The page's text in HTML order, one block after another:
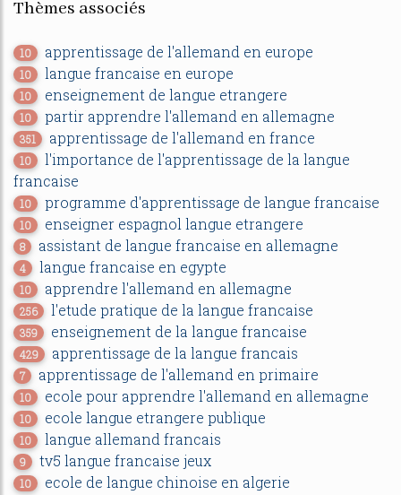
Thèmes associés
10 apprentissage de l'allemand en europe
10 langue francaise en europe
10 enseignement de langue etrangere
10 partir apprendre l'allemand en allemagne
351 apprentissage de l'allemand en france
10
l'importance de l'apprentissage de la langue
francaise
10 programme d'apprentissage de langue francaise
10 enseigner espagnol langue etrangere
8 assistant de langue francaise en allemagne
4 langue francaise en egypte
10 apprendre l'allemand en allemagne
256 l'etude pratique de la langue francaise
359 enseignement de la langue francaise
429 apprentissage de la langue francais
7 apprentissage de l'allemand en primaire
10 ecole pour apprendre l'allemand en allemagne
10 ecole langue etrangere publique
10 langue allemand francais
9 tv5 langue francaise jeux
10 ecole de langue chinoise en algerie